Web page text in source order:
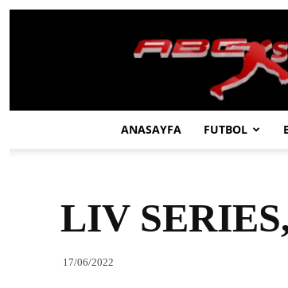
ABC
SPOR
ANASAYFA FUTBOL
LIV
17/06/2022